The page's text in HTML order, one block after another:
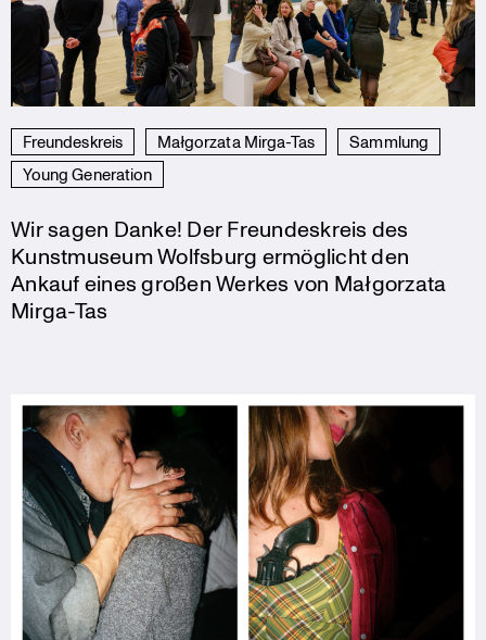
Freundeskreis Małgorzata Mirga-Tas
Sammlung
Young Generation
Wir sagen Danke! Der Freundeskreis des
Kunstmuseum Wolfsburg ermöglicht den
Ankauf eines großen Werkes von Małgorzata
Mirga-Tas